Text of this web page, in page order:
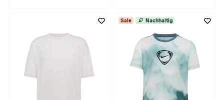
Sale Nachhaltig